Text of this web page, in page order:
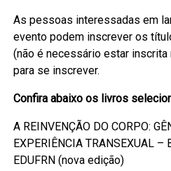
​As pessoas interessadas em
evento podem inscrever os
(não é necessário estar inscrita
para se inscrever.
Confira abaixo os livros
A REINVENÇÃO DO CORPO:
EXPERIÊNCIA TRANSEXUAL
EDUFRN (nova edição)